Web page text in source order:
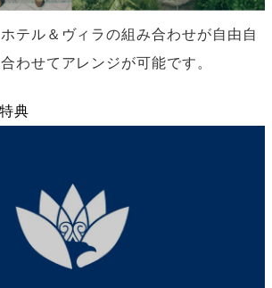
テル＆ヴィラの組み合わせが自由自
わせてアレンジが可能です。
典